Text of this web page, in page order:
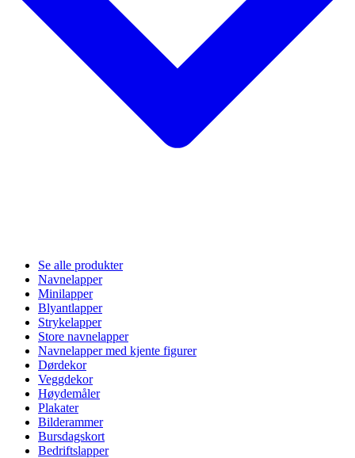
Se alle produkter
Navnelapper
Minilapper
Blyantlapper
Strykelapper
Store navnelapper
Navnelapper med kjente figurer
Dørdekor
Veggdekor
Høydemåler
Plakater
Bilderammer
Bursdagskort
Bedriftslapper